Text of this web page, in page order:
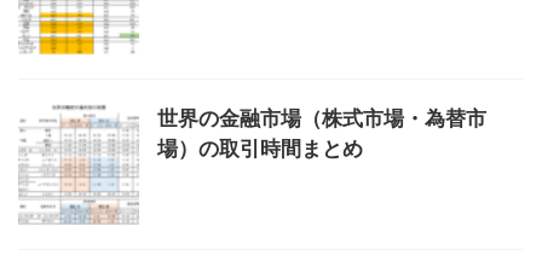
世界の金融市場（株式市場・為替市
場）の取引時間まとめ